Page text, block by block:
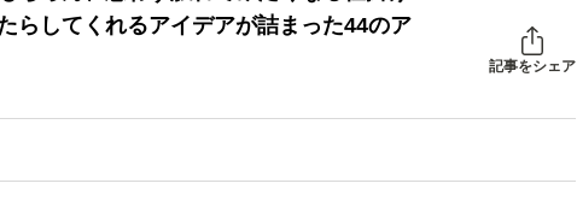
らしてくれるアイデアが詰まった44のア
記事をシェア